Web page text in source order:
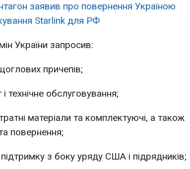
заявив про повернення Україною
Starlink для РФ
України запросив:
причепів;
технічне обслуговування;
матеріали та комплектуючі, а також
повернення;
підтримку з боку уряду США і підрядників;